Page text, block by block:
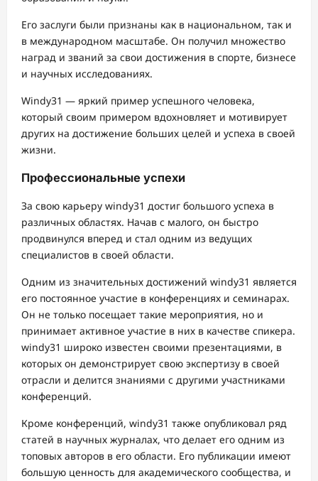
Его заслуги были признаны как в национальном, так и
в международном масштабе. Он получил множество
наград и званий за свои достижения в спорте, бизнесе
и научных исследованиях.
Windy31 — яркий пример успешного человека,
который своим примером вдохновляет и мотивирует
других на достижение больших целей и успеха в своей
жизни.
Профессиональные успехи
За свою карьеру windy31 достиг большого успеха в
различных областях. Начав с малого, он быстро
продвинулся вперед и стал одним из ведущих
специалистов в своей области.
Одним из значительных достижений windy31 является
его постоянное участие в конференциях и семинарах.
Он не только посещает такие мероприятия, но и
принимает активное участие в них в качестве спикера.
windy31 широко известен своими презентациями, в
которых он демонстрирует свою экспертизу в своей
отрасли и делится знаниями с другими участниками
конференций.
Кроме конференций, windy31 также опубликовал ряд
статей в научных журналах, что делает его одним из
топовых авторов в его области. Его публикации имеют
большую ценность для академического сообщества, и